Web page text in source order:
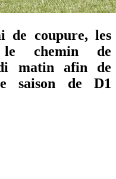
de coupure, les
chemin de
matin afin de
saison de D1